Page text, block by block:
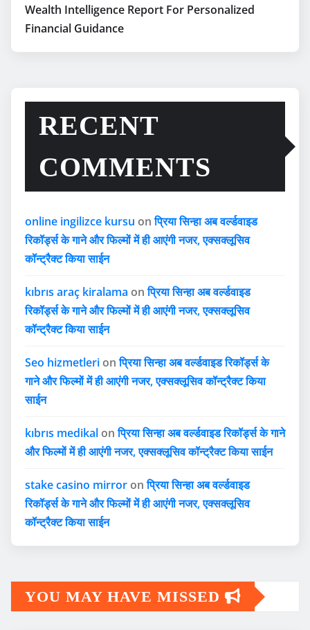
Wealth Intelligence Report For Personalized
Financial Guidance
RECENT
COMMENTS
online ingilizce kursu onप्रिया सिन्हा अब वर्ल्डवाइड
रिकॉर्ड्स के गाने और फिल्मों में ही आएंगी नजर, एक्सक्लूसिव
कॉन्ट्रैक्ट किया साईन
kıbrıs araç kiralama onप्रिया सिन्हा अब वर्ल्डवाइड
रिकॉर्ड्स के गाने और फिल्मों में ही आएंगी नजर, एक्सक्लूसिव
कॉन्ट्रैक्ट किया साईन
Seo hizmetleri onप्रिया सिन्हा अब वर्ल्डवाइड रिकॉर्ड्स के
गाने और फिल्मों में ही आएंगी नजर, एक्सक्लूसिव कॉन्ट्रैक्ट किया
साईन
kıbrıs medikal onप्रिया सिन्हा अब वर्ल्डवाइड रिकॉर्ड्स के गाने
और फिल्मों में ही आएंगी नजर, एक्सक्लूसिव कॉन्ट्रैक्ट किया साईन
stake casino mirror onप्रिया सिन्हा अब वर्ल्डवाइड
रिकॉर्ड्स के गाने और फिल्मों में ही आएंगी नजर, एक्सक्लूसिव
कॉन्ट्रैक्ट किया साईन
YOU MAY HAVE MISSED